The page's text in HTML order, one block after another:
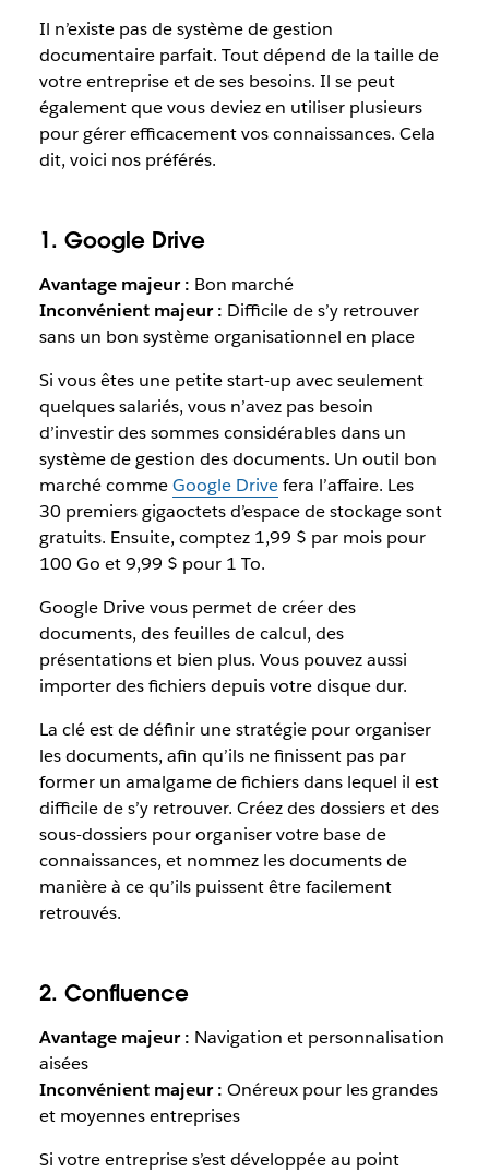
Il n’existe pas de système de gestion
documentaire parfait. Tout dépend de la taille de
votre entreprise et de ses besoins. Il se peut
également que vous deviez en utiliser plusieurs
pour gérer efficacement vos connaissances. Cela
dit, voici nos préférés.
1. Google Drive
Avantage majeur : Bon marché
Inconvénient majeur : Difficile de s’y retrouver
sans un bon système organisationnel en place
Si vous êtes une petite start-up avec seulement
quelques salariés, vous n’avez pas besoin
d’investir des sommes considérables dans un
système de gestion des documents. Un outil bon
marché commeGoogle Drivefera l’affaire. Les
30 premiers gigaoctets d’espace de stockage sont
gratuits. Ensuite, comptez 1,99 $ par mois pour
100 Go et 9,99 $ pour 1 To.
Google Drive vous permet de créer des
documents, des feuilles de calcul, des
présentations et bien plus. Vous pouvez aussi
importer des fichiers depuis votre disque dur.
La clé est de définir une stratégie pour organiser
les documents, afin qu’ils ne finissent pas par
former un amalgame de fichiers dans lequel il est
difficile de s’y retrouver. Créez des dossiers et des
sous-dossiers pour organiser votre base de
connaissances, et nommez les documents de
manière à ce qu’ils puissent être facilement
retrouvés.
2. Confluence
Avantage majeur : Navigation et personnalisation
aisées
Inconvénient majeur : Onéreux pour les grandes
et moyennes entreprises
Si votre entreprise s’est développée au point